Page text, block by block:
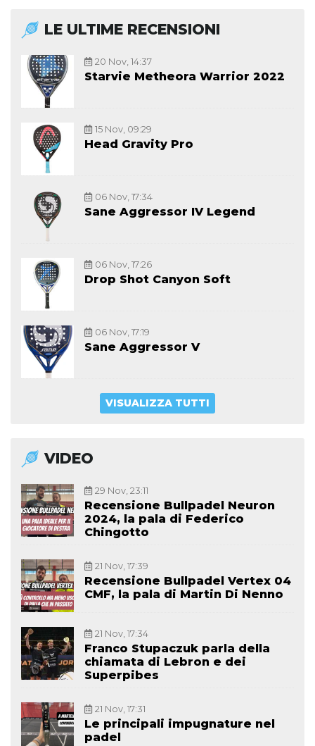
LE ULTIME RECENSIONI
20 Nov, 14:37
Starvie Metheora Warrior 2022
15 Nov, 09:29
Head Gravity Pro
06 Nov, 17:34
Sane Aggressor IV Legend
06 Nov, 17:26
Drop Shot Canyon Soft
06 Nov, 17:19
Sane Aggressor V
VISUALIZZA TUTTI
VIDEO
29 Nov, 23:11
Recensione Bullpadel Neuron
2024, la pala di Federico
Chingotto
21 Nov, 17:39
Recensione Bullpadel Vertex 04
CMF, la pala di Martin Di Nenno
21 Nov, 17:34
Franco Stupaczuk parla della
chiamata di Lebron e dei
Superpibes
21 Nov, 17:31
Le principali impugnature nel
padel